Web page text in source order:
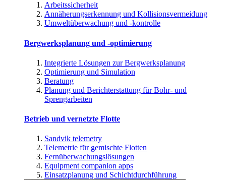
Arbeitssicherheit
Annäherungserkennung und Kollisionsvermeidung
Umweltüberwachung und -kontrolle
Bergwerksplanung und -optimierung
Integrierte Lösungen zur Bergwerksplanung
Optimierung und Simulation
Beratung
Planung und Berichterstattung für Bohr- und
Sprengarbeiten
Betrieb und vernetzte Flotte
Sandvik telemetry
Telemetrie für gemischte Flotten
Fernüberwachungslösungen
Equipment companion apps
Einsatzplanung und Schichtdurchführung